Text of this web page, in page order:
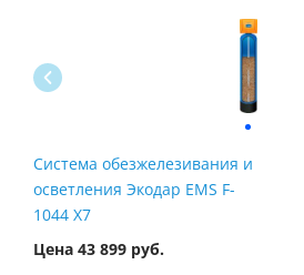
Система обезжелезивания и
осветления Экодар EMS F-
1044 X7
Цена 43 899 руб.